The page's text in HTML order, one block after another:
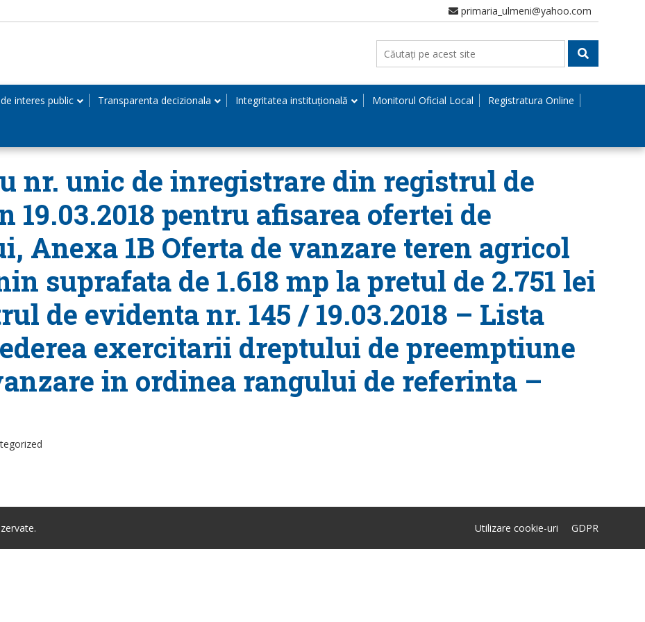
primaria_ulmeni@yahoo.com
interes public Transparenta decizionala Integritatea instituțională Monitorul Oficial Local Registratura Online
nr. unic de inregistrare din registrul de
19.03.2018 pentru afisarea ofertei de
Anexa 1B Oferta de vanzare teren agricol
suprafata de 1.618 mp la pretul de 2.751 lei
de evidenta nr. 145 / 19.03.2018 – Lista
exercitarii dreptului de preemptiune
in ordinea rangului de referinta –
Utilizare cookie-uri GDPR